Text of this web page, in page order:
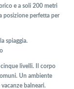
e a soli 200 metri
posizione perfetta per
spiaggia.
livelli. Il corpo
Un ambiente
balneari.